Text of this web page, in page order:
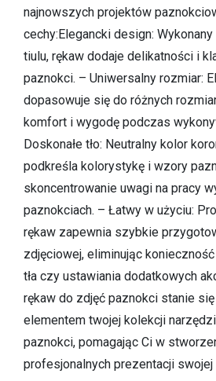
najnowszych projektów
cechy:Elegancki design:
tiulu, rękaw dodaje delikatności i
paznokci. – Uniwersalny rozmiar:
dopasowuje się do różnych
komfort i wygodę podczas
Doskonałe tło: Neutralny kolor
podkreśla kolorystykę i wzory
skoncentrowanie uwagi na pracy
paznokciach. – Łatwy w użyciu:
rękaw zapewnia szybkie
zdjęciowej, eliminując
tła czy ustawiania dodatkowych
rękaw do zdjęć paznokci stanie
elementem twojej kolekcji
paznokci, pomagając Ci w
profesjonalnych prezentacji swojej